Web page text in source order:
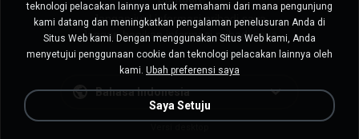
Jangan jual informasi pribadi saya
Jangan bagikan informasi pribadi saya
Bahasa Indonesia
teknologi pelacakan lainnya untuk memahami dari mana pengunjung
kami datang dan meningkatkan pengalaman penelusuran Anda di
Situs Web kami. Dengan menggunakan Situs Web kami, Anda
menyetujui penggunaan cookie dan teknologi pelacakan lainnya oleh
kami. Ubah preferensi saya
Saya Setuju